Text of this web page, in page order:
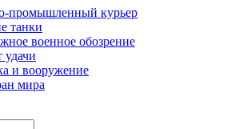
промышленный курьер
танки
военное обозрение
удачи
и вооружение
мира